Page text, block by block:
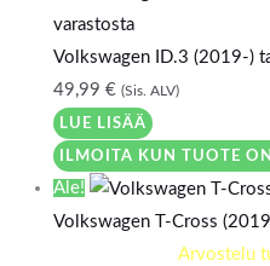
varastosta
Volkswagen ID.3 (2019-)
49,99 € (Sis. ALV)
LUE LISÄÄ
ILMOITA KUN TUOTE
Ale!
Volkswagen T-Cross
Arvostelu